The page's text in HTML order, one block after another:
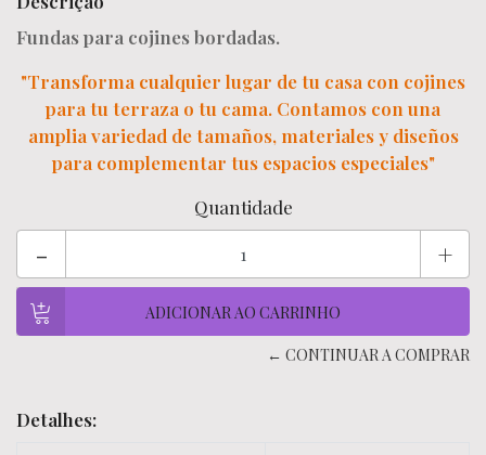
Fundas para cojines bordadas.
"Transforma cualquier lugar de tu casa con cojines
para tu terraza o tu cama. Contamos con una
amplia variedad de tamaños, materiales y diseños
para complementar tus espacios especiales"
Quantidade
- +
← CONTINUAR A COMPRAR
Detalhes: